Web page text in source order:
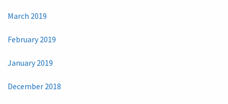
March 2019
February 2019
January 2019
December 2018